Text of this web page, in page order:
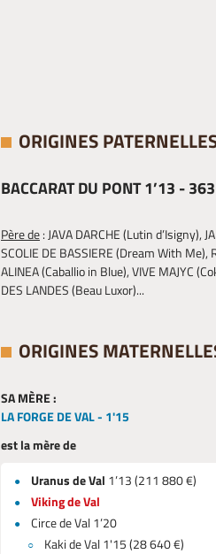
ORIGINES
BACCARAT DU PONT 1’13 -
Père de: JAVA DARCHE (Lutin d’Isigny),
SCOLIE DE BASSIERE (Dream With Me),
ALINEA (Caballio in Blue), VIVE MAJYC
DES LANDES (Beau Luxor)...
ORIGINES
SA MÈRE :
LA FORGE DE VAL - 1'15
est la mère de
Uranus de Val 1’13 (211 880 €)
Viking de Val
Circe de Val 1’20
Kaki de Val 1'15 (28 640 €)